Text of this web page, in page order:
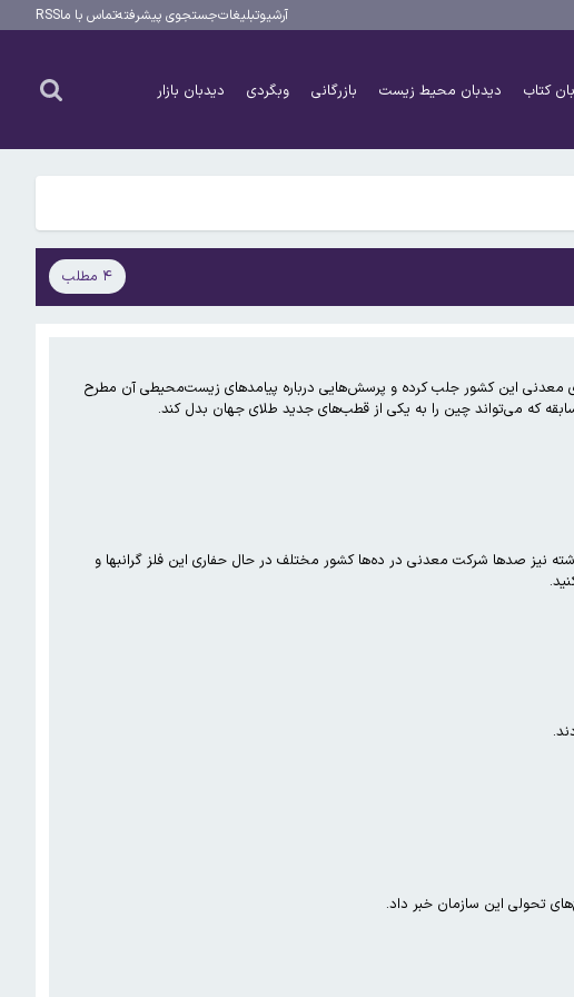
آرشیوتبلیغاتجستجوی پیشرفتهتماس با ماRSS
کتاب دیدبان محیط زیست بازرگانی وبگردی دیدبان بازار
۴ مطلب
معدنی این کشور جلب کرده و پرسش‌هایی درباره پیامدهای زیست‌محیطی آن مطرح
که می‌تواند چین را به یکی از قطب‌های جدید طلای جهان بدل کند.
نیز صدها شرکت معدنی در ده‌ها کشور مختلف در حال حفاری این فلز گرانبها و
تحولی این سازمان خبر داد.